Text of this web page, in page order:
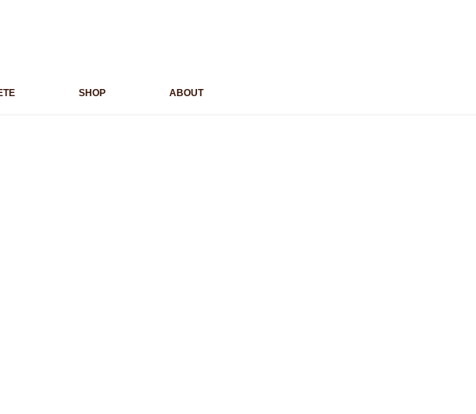
SHOP ABOUT